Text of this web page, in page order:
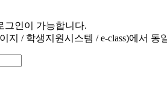
그인이 가능합니다.
/ 학생지원시스템 / e-class)에서 동